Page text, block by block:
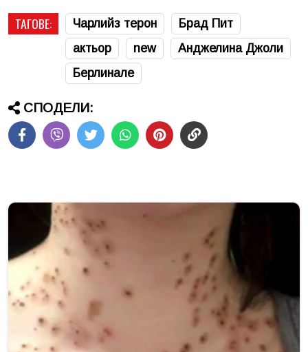
ТАГОВЕ: Чарлийз терон
Брад Пит
актьор
new
Анджелина Джоли
Берлинале
СПОДЕЛИ: